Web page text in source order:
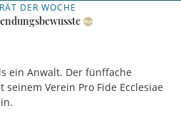
DER WOCHE
ein Anwalt. Der fünffache
Verein Pro Fide Ecclesiae